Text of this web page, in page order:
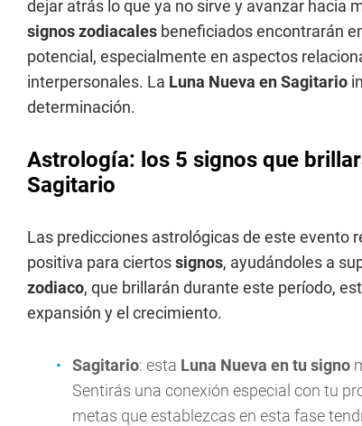
dejar atrás lo que ya no sirve y avanzar hacia
signos zodiacales beneficiados encontrarán
potencial, especialmente en aspectos
interpersonales. La Luna Nueva en Sagitario
determinación.
Astrología: los 5 signos que
Sagitario
Las predicciones astrológicas de este evento
positiva para ciertossignos, ayudándoles a
zodiaco, que brillarán durante este período,
expansión y el crecimiento.
Sagitario: esta Luna Nueva en tu signo
Sentirás una conexión especial con tu
metas que establezcas en esta fase